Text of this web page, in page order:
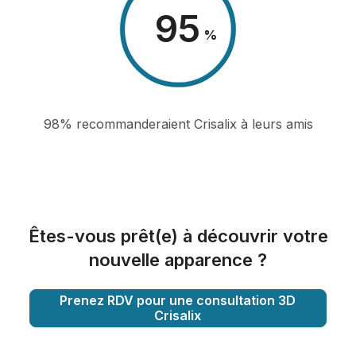
98 %
98% recommanderaient Crisalix à leurs amis
Êtes-vous prêt(e) à découvrir votre
nouvelle apparence ?
Prenez RDV pour une consultation 3D
Crisalix